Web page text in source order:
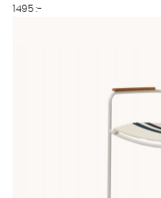
1495 :-